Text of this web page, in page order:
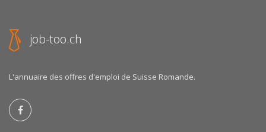
job-too.ch
L'annuaire des offres d'emploi de Suisse Romande.